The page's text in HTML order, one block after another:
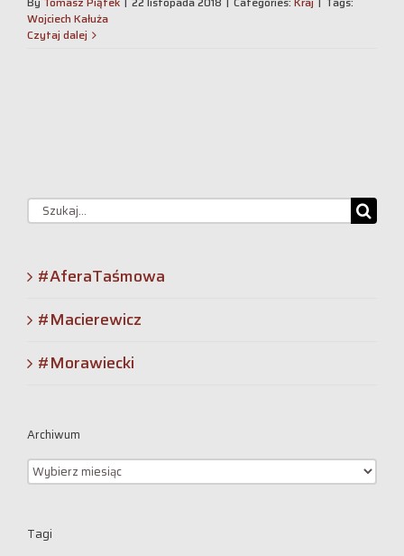
Wojciech Kałuża
Czytaj dalej
Szukaj
#AferaTaśmowa
#Macierewicz
#Morawiecki
Archiwum
Archiwum
Tagi